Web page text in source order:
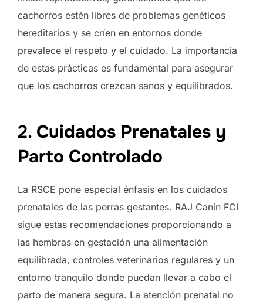
cachorros estén libres de problemas genéticos
hereditarios y se críen en entornos donde
prevalece el respeto y el cuidado. La importancia
de estas prácticas es fundamental para asegurar
que los cachorros crezcan sanos y equilibrados.
2. Cuidados Prenatales y
Parto Controlado
La RSCE pone especial énfasis en los cuidados
prenatales de las perras gestantes. RAJ Canin FCI
sigue estas recomendaciones proporcionando a
las hembras en gestación una alimentación
equilibrada, controles veterinarios regulares y un
entorno tranquilo donde puedan llevar a cabo el
parto de manera segura. La atención prenatal no